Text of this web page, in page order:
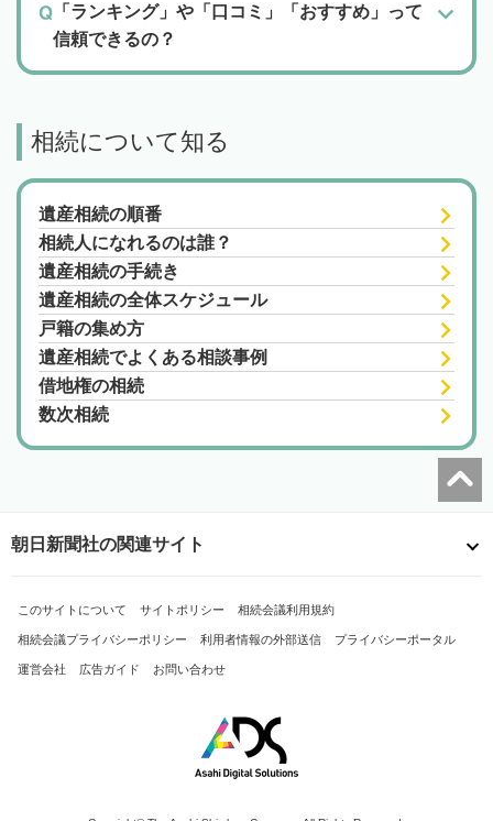
「ランキング」や「口コミ」「おすすめ」って
信頼できるの？
相続について知る
遺産相続の順番
相続人になれるのは誰？
遺産相続の手続き
遺産相続の全体スケジュール
戸籍の集め方
遺産相続でよくある相談事例
借地権の相続
数次相続
朝日新聞社の関連サイト
このサイトについて サイトポリシー 相続会議利用規約
相続会議プライバシーポリシー 利用者情報の外部送信 プライバシーポータル
運営会社 広告ガイド お問い合わせ